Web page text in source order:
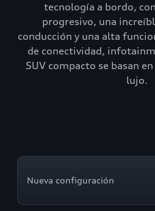
tecnología a bordo,
progresivo, una
conducción y una alta
de conectividad,
SUV compacto se basan
lujo.
Nueva configuración